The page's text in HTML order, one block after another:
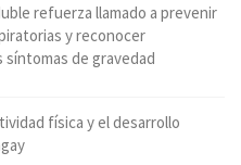
refuerza llamado a prevenir
y reconocer
de gravedad
física y el desarrollo